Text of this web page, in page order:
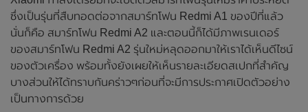
ซึ่งเป็นรุ่นที่สืบทอดต่อจากสมาร์ทโฟน Redmi A1 ของปีที่แล้ว
นั่นก็คือ สมาร์ทโฟน Redmi A2 และตอนนี้ก็ได้มีภาพเรนเดอร์
ของสมาร์ทโฟน Redmi A2 รุ่นใหม่หลุดออกมาให้เราได้เห็นดีไซน์
ของตัวเครื่อง พร้อมทั้งยังเผยให้เห็นรายละเอียดสเปกที่สำคัญ
บางส่วนให้ได้ทราบกันคร่าวๆก่อนที่จะมีการประกาศเปิดตัวอย่าง
เป็นทางการด้วย